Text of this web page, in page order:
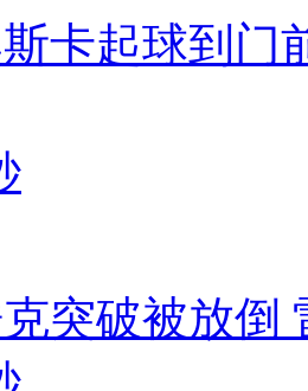
卡起球到门
突破被放倒